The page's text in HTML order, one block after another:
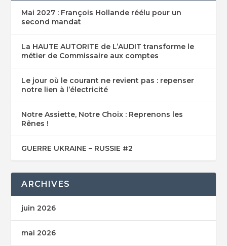
Mai 2027 : François Hollande réélu pour un
second mandat
La HAUTE AUTORITE de L’AUDIT transforme le
métier de Commissaire aux comptes
Le jour où le courant ne revient pas : repenser
notre lien à l’électricité
Notre Assiette, Notre Choix : Reprenons les
Rênes !
GUERRE UKRAINE – RUSSIE #2
ARCHIVES
juin 2026
mai 2026